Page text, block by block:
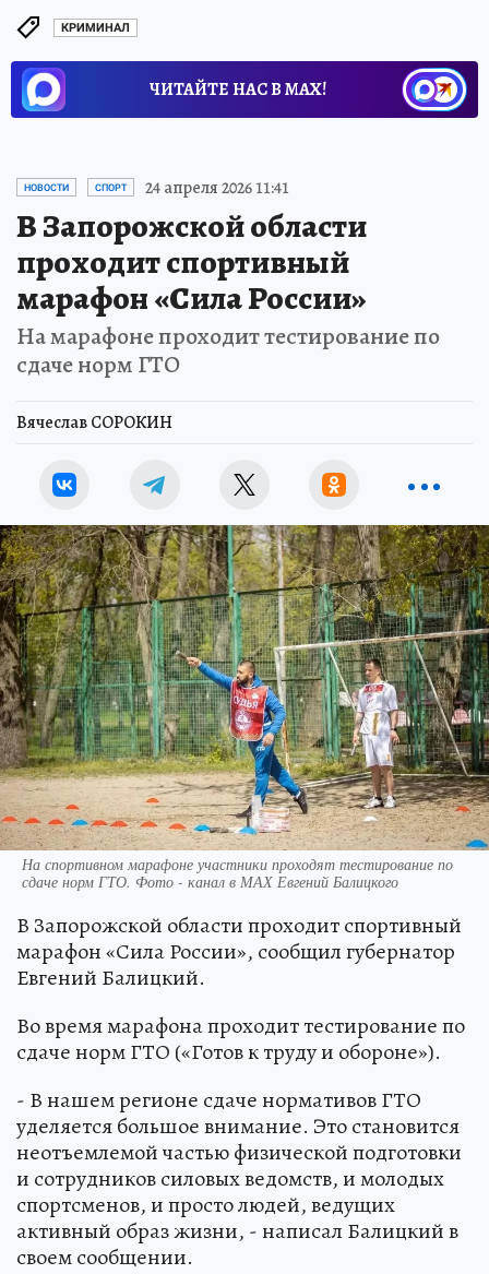
КРИМИНАЛ
ЧИТАЙТЕ НАС В МАХ!
НОВОСТИ СПОРТ 24 апреля 2026 11:41
В Запорожской области
проходит спортивный
марафон «Сила России»
На марафоне проходит тестирование по
сдаче норм ГТО
Вячеслав СОРОКИН
На спортивном марафоне участники проходят тестирование по
сдаче норм ГТО. Фото - канал в МАХ Евгений Балицкого
В Запорожской области проходит спортивный
марафон «Сила России», сообщил губернатор
Евгений Балицкий.
Во время марафона проходит тестирование по
сдаче норм ГТО («Готов к труду и обороне»).
- В нашем регионе сдаче нормативов ГТО
уделяется большое внимание. Это становится
неотъемлемой частью физической подготовки
и сотрудников силовых ведомств, и молодых
спортсменов, и просто людей, ведущих
активный образ жизни, - написал Балицкий в
своем сообщении.